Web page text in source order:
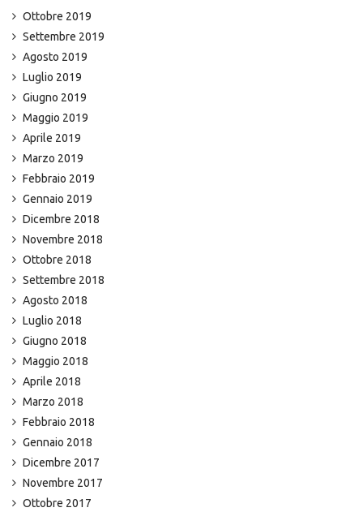
Ottobre 2019
Settembre 2019
Agosto 2019
Luglio 2019
Giugno 2019
Maggio 2019
Aprile 2019
Marzo 2019
Febbraio 2019
Gennaio 2019
Dicembre 2018
Novembre 2018
Ottobre 2018
Settembre 2018
Agosto 2018
Luglio 2018
Giugno 2018
Maggio 2018
Aprile 2018
Marzo 2018
Febbraio 2018
Gennaio 2018
Dicembre 2017
Novembre 2017
Ottobre 2017